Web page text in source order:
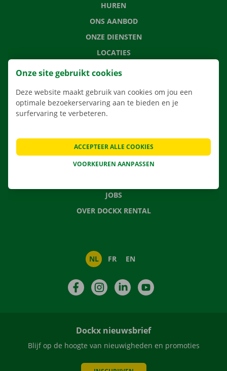
HUREN
ONS AANBOD
ONZE DIENSTEN
LOCATIES
APP
VEELGESTELDE VRAGEN
NIEUWS
JOBS
OVER DOCKX RENTAL
NL FR EN
FacebookInstagramLinkedIn
Dockx nieuwsbrief
Blijf op de hoogte van nieuwigheden en promoties
Onze site gebruikt cookies
Deze website maakt gebruik van cookies om jou een
optimale bezoekerservaring aan te bieden en je
surfervaring te verbeteren.
VOORKEUREN AANPASSEN
ACCEPTEER ALLE COOKIES